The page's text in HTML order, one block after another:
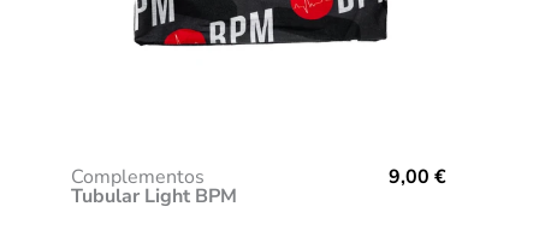
Complementos
Tubular Light BPM
9,00 €